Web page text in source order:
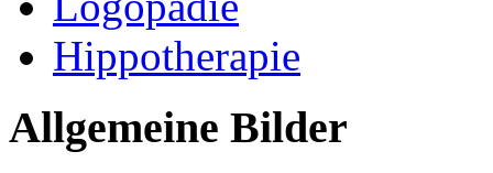
Hippotherapie
Allgemeine Bilder